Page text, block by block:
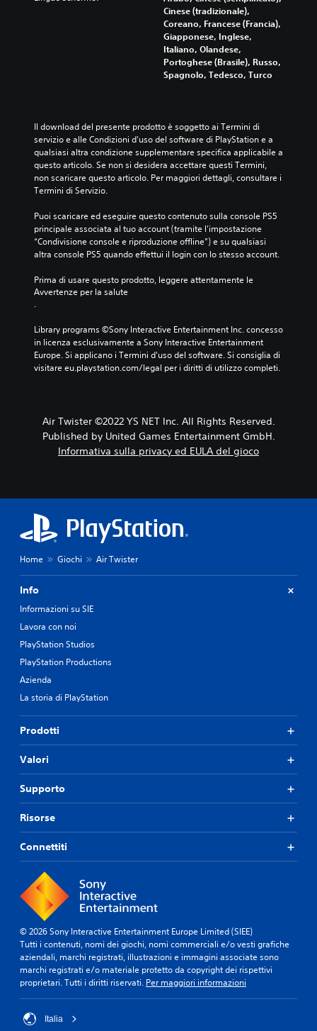
Cinese (tradizionale),
Coreano, Francese (Francia),
Giapponese, Inglese,
Italiano, Olandese,
Portoghese (Brasile), Russo,
Spagnolo, Tedesco, Turco
Il download del presente prodotto è soggetto ai Termini di
servizio e alle Condizioni d'uso del software di PlayStation e a
qualsiasi altra condizione supplementare specifica applicabile a
questo articolo. Se non si desidera accettare questi Termini,
non scaricare questo articolo. Per maggiori dettagli, consultare i
Termini di Servizio.
Puoi scaricare ed eseguire questo contenuto sulla console PS5
principale associata al tuo account (tramite l'impostazione
“Condivisione console e riproduzione offline”) e su qualsiasi
altra console PS5 quando effettui il login con lo stesso account.
Prima di usare questo prodotto, leggere attentamente le
Avvertenze per la salute
.
Library programs ©Sony Interactive Entertainment Inc. concesso
in licenza esclusivamente a Sony Interactive Entertainment
Europe. Si applicano i Termini d'uso del software. Si consiglia di
visitare eu.playstation.com/legal per i diritti di utilizzo completi.
Air Twister ©2022 YS NET Inc. All Rights Reserved.
Published by United Games Entertainment GmbH.
Informativa sulla privacy ed EULA del gioco
Home Giochi Air Twister
Info
Informazioni su SIE
Lavora con noi
PlayStation Studios
PlayStation Productions
Azienda
La storia di PlayStation
Prodotti
Valori
Supporto
Risorse
Connettiti
© 2026 Sony Interactive Entertainment Europe Limited (SIEE)
Tutti i contenuti, nomi dei giochi, nomi commerciali e/o vesti grafiche
aziendali, marchi registrati, illustrazioni e immagini associate sono
marchi registrati e/o materiale protetto da copyright dei rispettivi
proprietari. Tutti i diritti riservati. Per maggiori informazioni
Italia